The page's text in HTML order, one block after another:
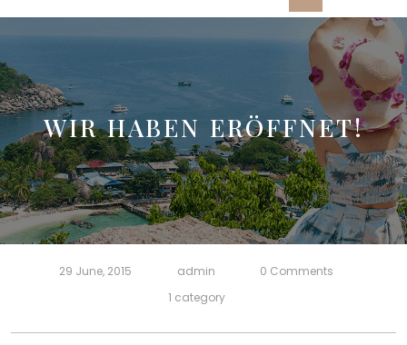
Open
WIR HABEN ERÖFFNET!
29 June, 2015 admin
0 Comments
1 category